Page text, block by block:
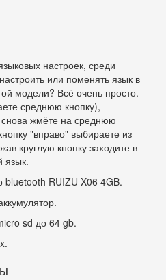
настроек, среди
или поменять язык в
модели? Всё очень просто.
среднюю кнопку),
жмёте на среднюю
"вправо" выбираете из
круглую кнопку заходите в
язык.
RUIZU X06 4GB.
sd до 64 gb.